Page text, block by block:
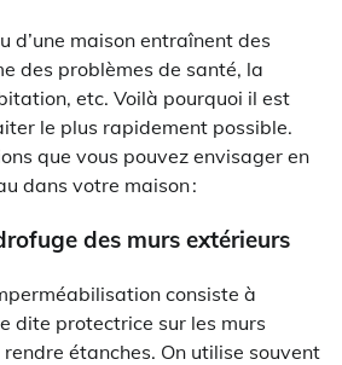
d’une maison entraînent des
des problèmes de santé, la
etc. Voilà pourquoi il est
le plus rapidement possible.
que vous pouvez envisager en
dans votre maison :
des murs extérieurs
consiste à
dite protectrice sur les murs
étanches. On utilise souvent